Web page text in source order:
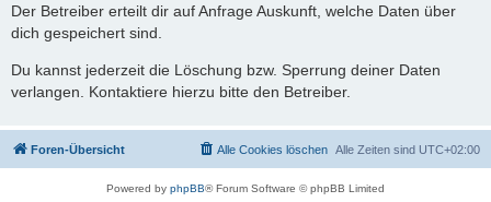
Der Betreiber erteilt dir auf Anfrage Auskunft, welche Daten über
dich gespeichert sind.
Du kannst jederzeit die Löschung bzw. Sperrung deiner Daten
verlangen. Kontaktiere hierzu bitte den Betreiber.
Foren-Übersicht Alle Zeiten sind UTC+02:00
Alle Cookies löschen
Powered by phpBB® Forum Software © phpBB Limited